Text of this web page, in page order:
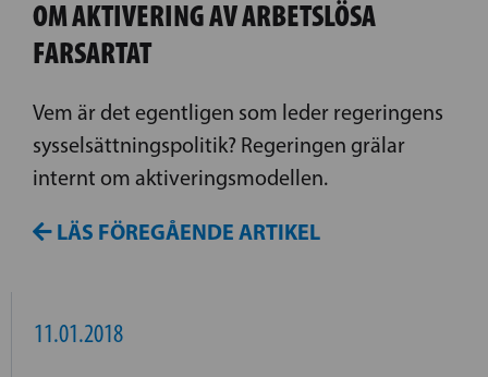
OM AKTIVERING AV ARBETSLÖSA
FARSARTAT
Vem är det egentligen som leder regeringens
sysselsättningspolitik? Regeringen grälar
internt om aktiveringsmodellen.
LÄS FÖREGÅENDE ARTIKEL
11.01.2018